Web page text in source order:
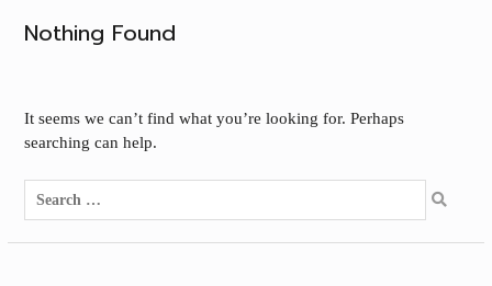
Nothing Found
It seems we can’t find what you’re looking for. Perhaps
searching can help.
Search
for: